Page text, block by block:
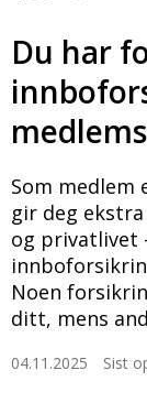
Du har
Som medlem
gir deg
og privatlivet
Noen
ditt, mens
04.11.2025 Sist